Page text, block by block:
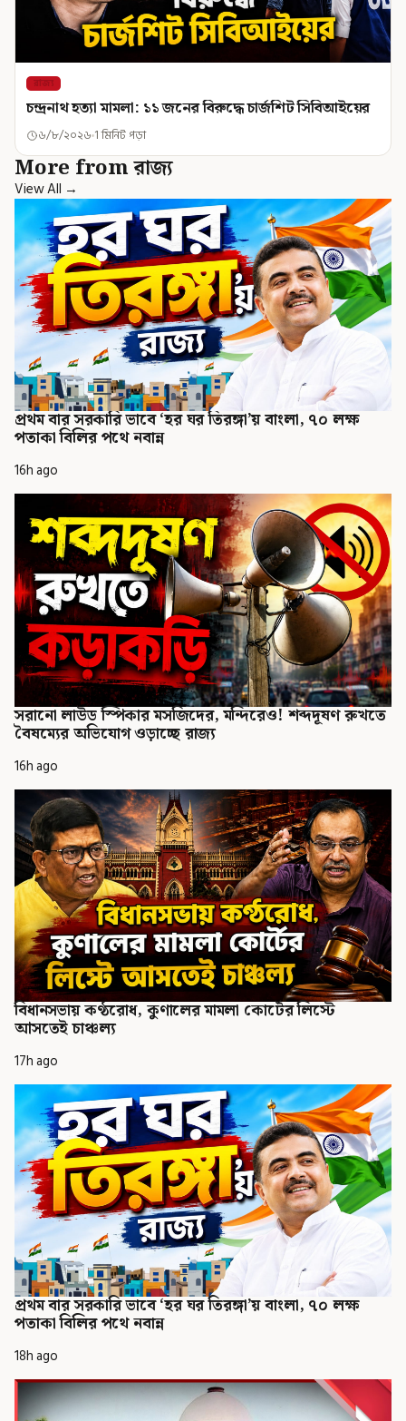
রাজ্য
চন্দ্রনাথ হত্যা মামলা: ১১ জনের বিরুদ্ধে চার্জশিট সিবিআইয়ের
৬/৮/২০২৬ 1 মিনিট পড়া
More from রাজ্য
View All →
প্রথম বার সরকারি ভাবে ‘হর ঘর তিরঙ্গা’য় বাংলা, ৭০ লক্ষ
পতাকা বিলির পথে নবান্ন
16h ago
সরানো লাউড স্পিকার মসজিদের, মন্দিরেও! শব্দদূষণ রুখতে
বৈষম্যের অভিযোগ ওড়াচ্ছে রাজ্য
16h ago
বিধানসভায় কণ্ঠরোধ, কুণালের মামলা কোর্টের লিস্টে
আসতেই চাঞ্চল্য
17h ago
প্রথম বার সরকারি ভাবে ‘হর ঘর তিরঙ্গা’য় বাংলা, ৭০ লক্ষ
পতাকা বিলির পথে নবান্ন
18h ago